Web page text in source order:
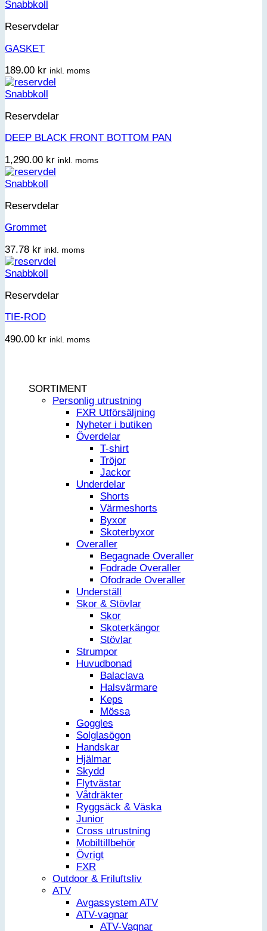
Snabbkoll
Reservdelar
GASKET
189.00 kr inkl. moms
Snabbkoll
Reservdelar
DEEP BLACK FRONT BOTTOM PAN
1,290.00 kr inkl. moms
Snabbkoll
Reservdelar
Grommet
37.78 kr inkl. moms
Snabbkoll
Reservdelar
TIE-ROD
490.00 kr inkl. moms
SORTIMENT
Personlig utrustning
FXR Utförsäljning
Nyheter i butiken
Överdelar
T-shirt
Tröjor
Jackor
Underdelar
Shorts
Värmeshorts
Byxor
Skoterbyxor
Overaller
Begagnade Overaller
Fodrade Overaller
Ofodrade Overaller
Underställ
Skor & Stövlar
Skor
Skoterkängor
Stövlar
Strumpor
Huvudbonad
Balaclava
Halsvärmare
Keps
Mössa
Goggles
Solglasögon
Handskar
Hjälmar
Skydd
Flytvästar
Våtdräkter
Ryggsäck & Väska
Junior
Cross utrustning
Mobiltillbehör
Övrigt
FXR
Outdoor & Friluftsliv
ATV
Avgassystem ATV
ATV-vagnar
ATV-Vagnar